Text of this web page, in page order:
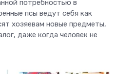
потребностью в
псы ведут себя как
хозяевам новые предметы,
даже когда человек не